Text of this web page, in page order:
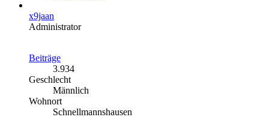
x9jaan
Administrator
Beiträge
3.934
Geschlecht
Männlich
Wohnort
Schnellmannshausen